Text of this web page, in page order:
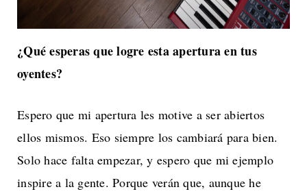
¿Qué esperas que logre esta apertura en tus
oyentes?
Espero que mi apertura les motive a ser abiertos
ellos mismos. Eso siempre los cambiará para bien.
Solo hace falta empezar, y espero que mi ejemplo
inspire a la gente. Porque verán que, aunque he